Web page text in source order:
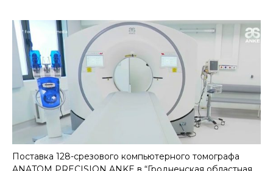
Поставка 128-срезового компьютерного томографа